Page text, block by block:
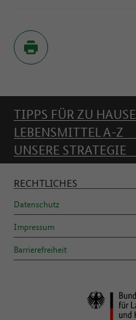
Inhaltsverzeichnis
TIPPS FÜR ZU HAUSE
LEBENSMITTEL A-Z
UNSERE STRATEGIE
RECHTLICHES
Datenschutz
Impressum
Barrierefreiheit